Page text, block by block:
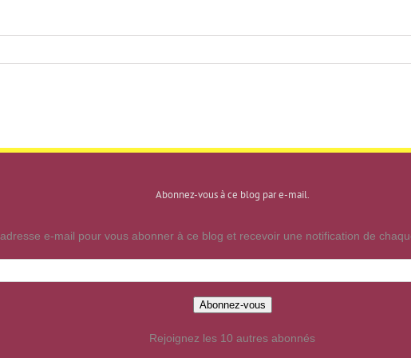
Abonnez-vous à ce blog par e-mail.
e-mail pour vous abonner à ce blog et recevoir une notification de
Abonnez-vous
Rejoignez les 10 autres abonnés